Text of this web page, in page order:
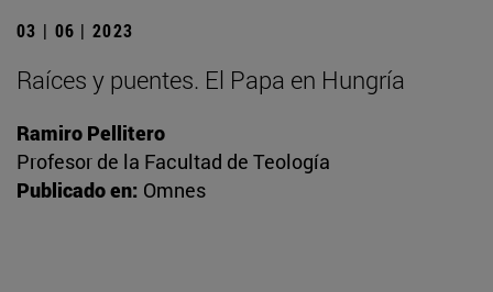
03 | 06 | 2023
Raíces y puentes. El Papa en Hungría
Ramiro Pellitero
Profesor de la Facultad de Teología
Publicado en: Omnes